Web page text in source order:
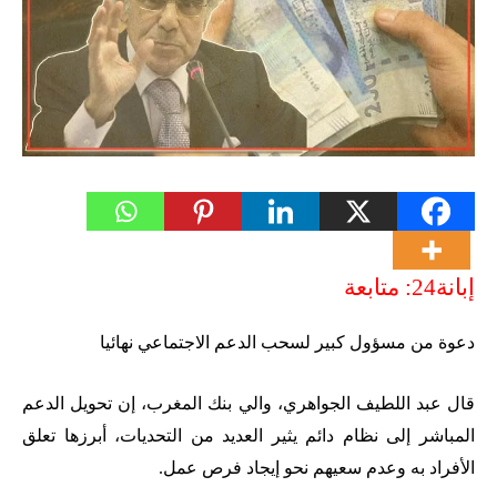
إبانة24: متابعة
دعوة من مسؤول كبير لسحب الدعم الاجتماعي نهائيا
قال عبد اللطيف الجواهري، والي بنك المغرب، إن تحويل الدعم
المباشر إلى نظام دائم يثير العديد من التحديات، أبرزها تعلق
الأفراد به وعدم سعيهم نحو إيجاد فرص عمل.